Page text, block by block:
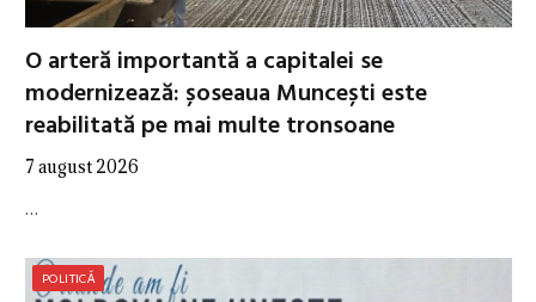
O arteră importantă a capitalei se
modernizează: șoseaua Muncești este
reabilitată pe mai multe tronsoane
7 august 2026
…
POLITICĂ